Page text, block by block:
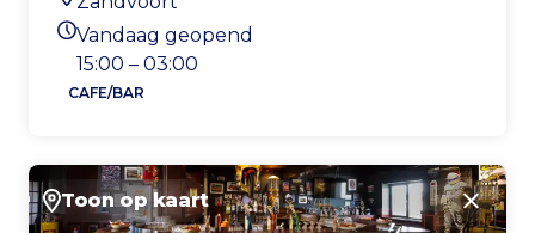
Locatie
Openingstijden vandaag
Vandaag geopend
15:00 – 03:00
CAFE/BAR
Toon op kaart